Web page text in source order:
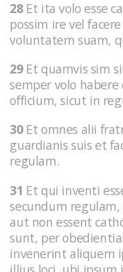
28Et ita volo esse
possim ire vel
voluntatem suam,
29Et quamvis sim
semper volo
officium, sicut in
30Et omnes alii
guardianis suis et
regulam.
31 Et qui inventi
secundum
aut non essent
sunt, per
invenerint aliquem